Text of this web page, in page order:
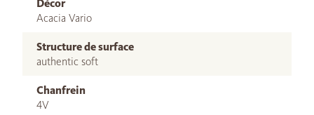
Décor
Acacia Vario
Structure de surface
authentic soft
Chanfrein
4V